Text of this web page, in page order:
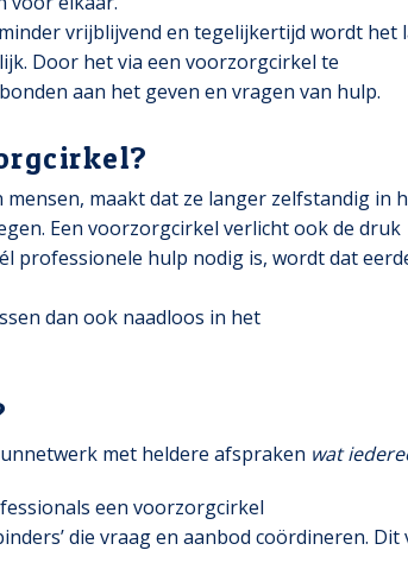
vrijblijvend en tegelijkertijd wordt het
Door het via een voorzorgcirkel te
aan het geven en vragen van hulp.
maakt dat ze langer zelfstandig in
Een voorzorgcirkel verlicht ook de druk
professionele hulp nodig is, wordt dat
dan ook naadloos in het
met heldere afspraken wat
een voorzorgcirkel
die vraag en aanbod coördineren.